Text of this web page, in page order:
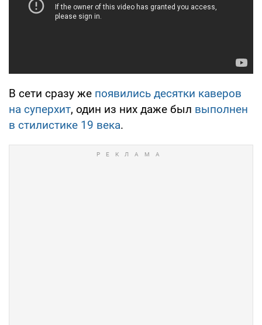
В сети сразу же появились десятки каверов
на суперхит, один из них даже был выполнен
в стилистике 19 века.